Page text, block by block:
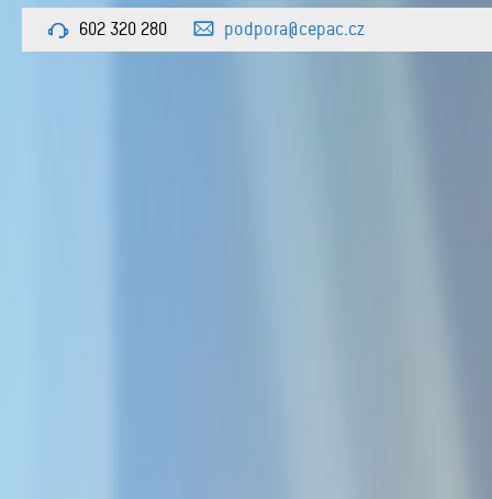
602 320 280 podpora@cepac.cz